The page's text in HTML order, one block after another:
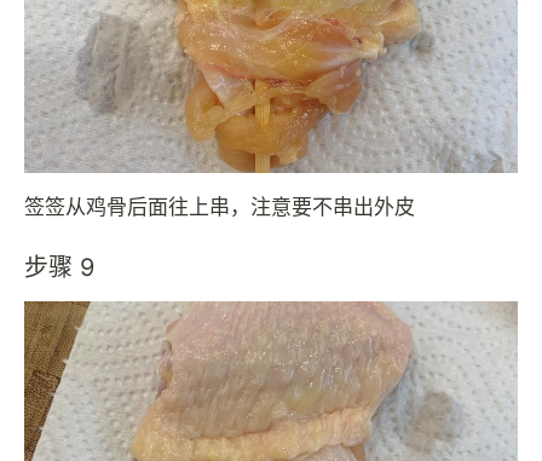
签签从鸡骨后面往上串，注意要不串出外皮
步骤 9